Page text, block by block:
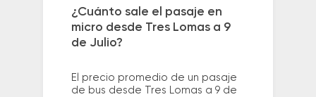
¿Cuánto sale el pasaje en
micro desde Tres Lomas a 9
de Julio?
El precio promedio de un pasaje
de bus desde Tres Lomas a 9 de